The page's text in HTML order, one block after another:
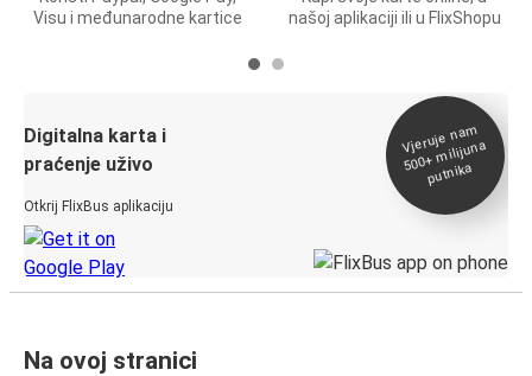
Visu i međunarodne kartice
našoj aplikaciji ili u FlixShopu
Digitalna karta i
praćenje uživo
Otkrij FlixBus aplikaciju
Vjeruje na
m
500+
milijuna
putnika
Na ovoj stranici